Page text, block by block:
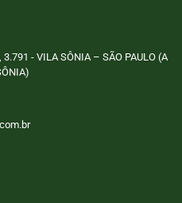
3.791 - VILA SÔNIA – SÃO PAULO (A